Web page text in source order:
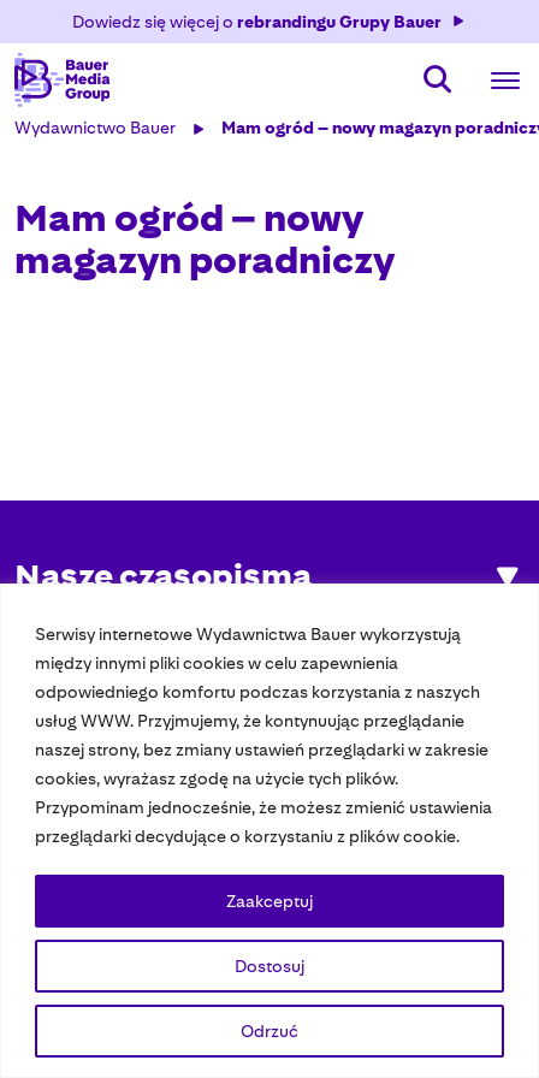
Serwisy internetowe Wydawnictwa Bauer wykorzystują
między innymi pliki cookies w celu zapewnienia
odpowiedniego komfortu podczas korzystania z naszych
usług WWW. Przyjmujemy, że kontynuując przeglądanie
naszej strony, bez zmiany ustawień przeglądarki w zakresie
cookies, wyrażasz zgodę na użycie tych plików.
Przypominam jednocześnie, że możesz zmienić ustawienia
przeglądarki decydujące o korzystaniu z plików cookie.
Dostosuj
Odrzuć
Zaakceptuj
Dowiedz się więcej o rebrandingu Grupy Bauer
Wydawnictwo Bauer Mam ogród – nowy magazyn
Mam ogród – nowy
magazyn poradniczy
Nasze czasopisma
Nasze strony
© 2023 Bauer Media Group, All Rights Reserved.
Polityka prywatności
Dane osobowe Wydawca EMFA